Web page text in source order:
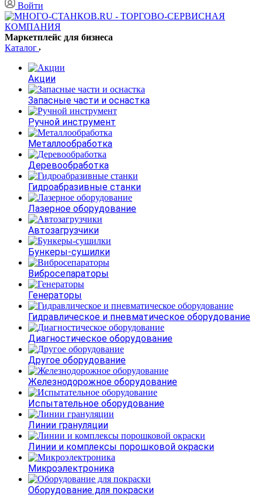
Войти
Маркетплейс для бизнеса
Каталог
Акции
Запасные части и оснастка
Ручной инструмент
Металлообработка
Деревообработка
Гидроабразивные станки
Лазерное оборудование
Автозагрузчики
Бункеры-сушилки
Вибросепараторы
Генераторы
Гидравлическое и пневматическое оборудование
Диагностическое оборудование
Другое оборудование
Железнодорожное оборудование
Испытательное оборудование
Линии грануляции
Линии и комплексы порошковой окраски
Микроэлектроника
Оборудование для покраски